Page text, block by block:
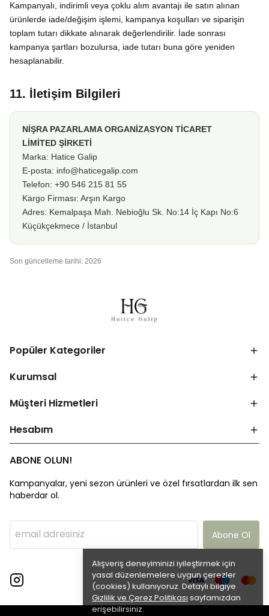
Alışveriş deneyiminizi iyileştirmek için
yasal düzenlemelere uygun çerezler
(cookies) kullanıyoruz. Detaylı bilgiye
Gizlilik ve Çerez Politikası sayfamızdan
erişebilirsiniz.
Kampanyalı, indirimli veya çoklu alım avantajı ile satın alınan
ürünlerde iade/değişim işlemi, kampanya koşulları ve siparişin
toplam tutarı dikkate alınarak değerlendirilir. İade sonrası
kampanya şartları bozulursa, iade tutarı buna göre yeniden
hesaplanabilir.
11. İletişim Bilgileri
NİŞRA PAZARLAMA ORGANİZASYON TİCARET
LİMİTED ŞİRKETİ
Marka: Hatice Galip
E-posta: info@haticegalip.com
Telefon: +90 546 215 81 55
Kargo Firması: Arşın Kargo
Adres: Kemalpaşa Mah. Nebioğlu Sk. No:14 İç Kapı No:6
Küçükçekmece / İstanbul
Son güncelleme tarihi: 2026
Popüler Kategoriler
Kurumsal
Müşteri Hizmetleri
Hesabım
ABONE OLUN!
Kampanyalar, yeni sezon ürünleri ve özel fırsatlardan ilk sen
haberdar ol.
Abone Ol